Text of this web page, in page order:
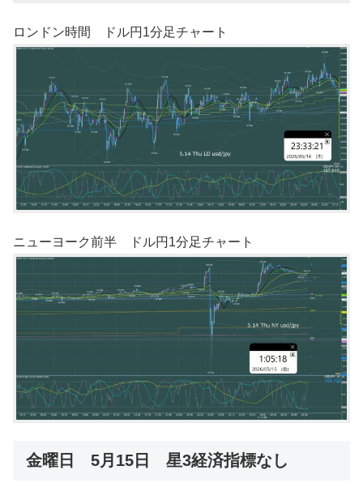
ロンドン時間 ドル円1分足チャート
ニューヨーク前半 ドル円1分足チャート
金曜日 5月15日 星3経済指標なし